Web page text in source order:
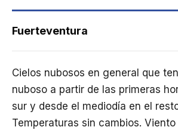
Fuerteventura
Cielos nubosos en general que
nuboso a partir de las primeras
sur y desde el mediodía en el
Temperaturas sin cambios. Viento